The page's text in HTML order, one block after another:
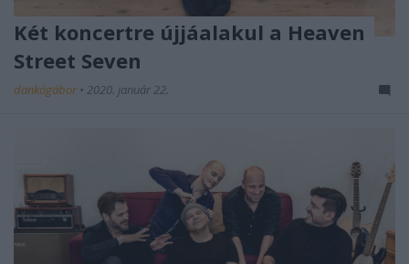
Két koncertre újjáalakul a Heaven
Street Seven
dankógábor • 2020. január 22.